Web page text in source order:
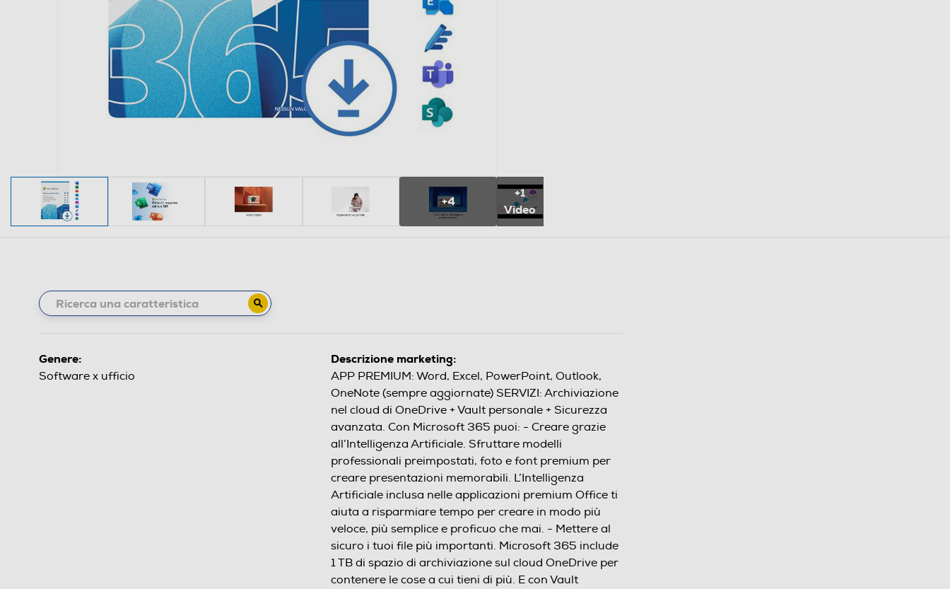
+4
+1
Video
Genere:
Software x ufficio
Descrizione marketing:
APP PREMIUM: Word, Excel, PowerPoint, Outlook,
OneNote (sempre aggiornate) SERVIZI: Archiviazione
nel cloud di OneDrive + Vault personale + Sicurezza
avanzata. Con Microsoft 365 puoi: - Creare grazie
all’Intelligenza Artificiale. Sfruttare modelli
professionali preimpostati, foto e font premium per
creare presentazioni memorabili. L’Intelligenza
Artificiale inclusa nelle applicazioni premium Office ti
aiuta a risparmiare tempo per creare in modo più
veloce, più semplice e proficuo che mai. - Mettere al
sicuro i tuoi file più importanti. Microsoft 365 include
1 TB di spazio di archiviazione sul cloud OneDrive per
contenere le cose a cui tieni di più. E con Vault